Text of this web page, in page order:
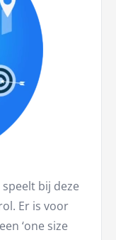
bij deze
Er is voor
‘one size